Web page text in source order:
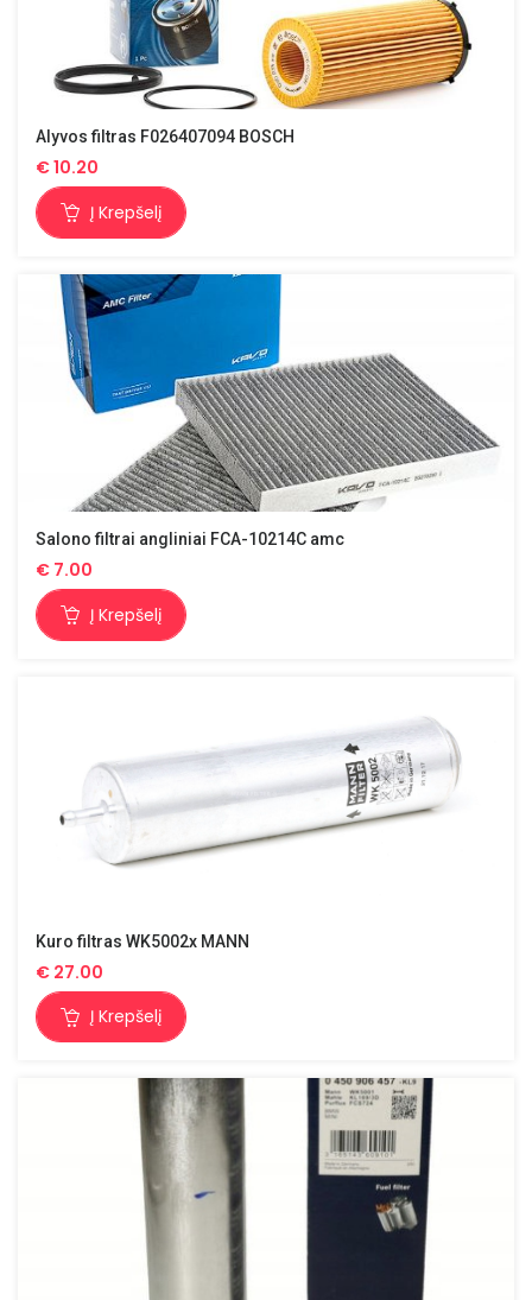
Alyvos filtras F026407094 BOSCH
€10.20
Į Krepšelį
Salono filtrai angliniai FCA-10214C amc
€ 7.00
Į Krepšelį
Kuro filtras WK5002x MANN
€ 27.00
Į Krepšelį